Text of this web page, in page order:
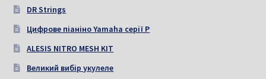
DR Strings
Цифрове піаніно Yamaha серії P
ALESIS NITRO MESH KIT
Великий вибір укулеле